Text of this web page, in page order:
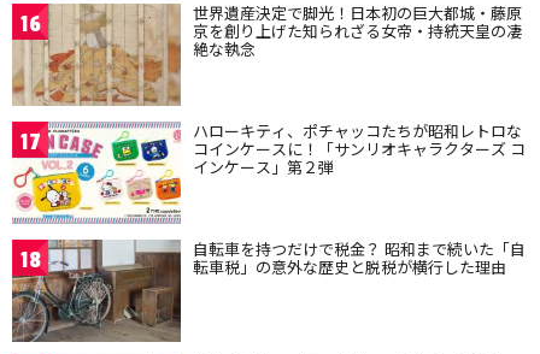
16 世界遺産決定で脚光！日本初の巨大都城・藤原
京を創り上げた知られざる女帝・持統天皇の凄
絶な執念
17 ハローキティ、ポチャッコたちが昭和レトロな
コインケースに！「サンリオキャラクターズ コ
インケース」第２弾
18 自転車を持つだけで税金？ 昭和まで続いた「自
転車税」の意外な歴史と脱税が横行した理由